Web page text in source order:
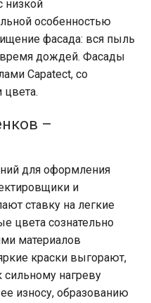
низкой
особенностью
фасада: вся пыль
время дождей. Фасады
Capatect, со
цвета.
–
для оформления
и
ставку на легкие
цвета сознательно
материалов
краски выгорают,
сильному нагреву
износу, образованию